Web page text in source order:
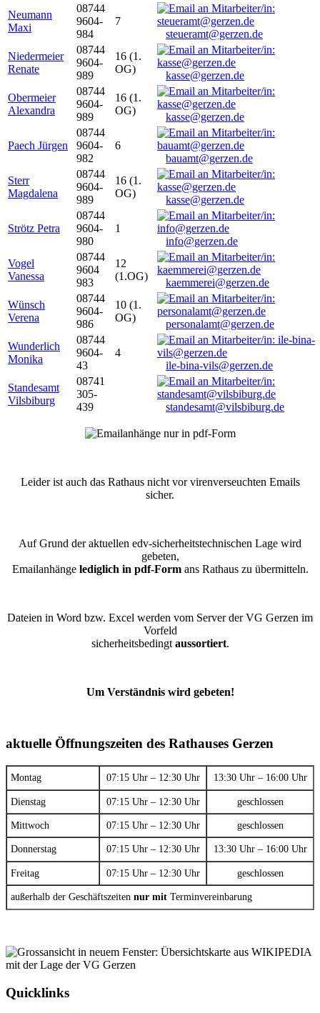
Neumann
Maxi
08744
9604-
984
7
steueramt@gerzen.de
Niedermeier
Renate
08744
9604-
989
16 (1.
OG)
kasse@gerzen.de
Obermeier
Alexandra
08744
9604-
989
16 (1.
OG)
kasse@gerzen.de
Paech Jürgen
08744
9604-
982
6
bauamt@gerzen.de
Sterr
Magdalena
08744
9604-
989
16 (1.
OG)
kasse@gerzen.de
Strötz Petra
08744
9604-
980
1
info@gerzen.de
Vogel
Vanessa
08744
9604
983
12
(1.OG)
kaemmerei@gerzen.de
Wünsch
Verena
08744
9604-
986
10 (1.
OG)
personalamt@gerzen.de
Wunderlich
Monika
08744
9604-
43
4
ile-bina-vils@gerzen.de
Standesamt
Vilsbiburg
08741
305-
439
standesamt@vilsbiburg.de
Leider ist auch das Rathaus nicht vor virenverseuchten Emails
sicher.
Auf Grund der aktuellen edv-sicherheitstechnischen Lage wird
gebeten,
Emailanhänge lediglich in pdf-Formans Rathaus zu übermitteln.
Dateien in Word bzw. Excel werden vom Server der VG Gerzen im
Vorfeld
sicherheitsbedingt aussortiert.
Um Verständnis wird gebeten!
aktuelle Öffnungszeiten des Rathauses Gerzen
Montag 07:15 Uhr – 12:30 Uhr 13:30 Uhr – 16:00 Uhr
Dienstag 07:15 Uhr – 12:30 Uhr geschlossen
Mittwoch 07:15 Uhr – 12:30 Uhr geschlossen
Donnerstag 07:15 Uhr – 12:30 Uhr 13:30 Uhr – 16:00 Uhr
Freitag 07:15 Uhr – 12:30 Uhr geschlossen
außerhalb der Geschäftszeiten nur mit Terminvereinbarung
Quicklinks